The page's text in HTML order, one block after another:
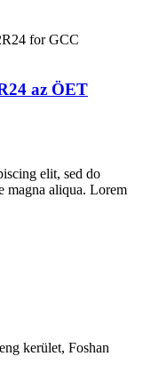
az ÖET
elit, sed do
magna aliqua. Lorem
kerület, Foshan